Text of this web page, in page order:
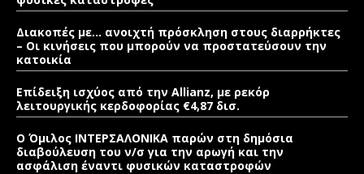
Διακοπές με… ανοιχτή πρόσκληση στους διαρρήκτες
– Οι κινήσεις που μπορούν να προστατεύσουν την
κατοικία
Επίδειξη ισχύος από την Allianz, με ρεκόρ
λειτουργικής κερδοφορίας €4,87 δισ.
Ο Όμιλος ΙΝΤΕΡΣΑΛΟΝΙΚΑ παρών στη δημόσια
διαβούλευση του ν/σ για την αρωγή και την
ασφάλιση έναντι φυσικών καταστροφών